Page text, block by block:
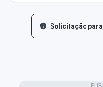
Solicitação